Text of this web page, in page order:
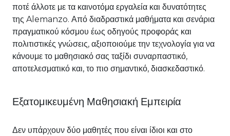
ποτέ άλλοτε με τα καινοτόμα εργαλεία και δυνατότητες
της Alemanzo. Από διαδραστικά μαθήματα και σενάρια
πραγματικού κόσμου έως οδηγούς προφοράς και
πολιτιστικές γνώσεις, αξιοποιούμε την τεχνολογία για να
κάνουμε το μαθησιακό σας ταξίδι συναρπαστικό,
αποτελεσματικό και, το πιο σημαντικό, διασκεδαστικό.
Εξατομικευμένη Μαθησιακή Εμπειρία
Δεν υπάρχουν δύο μαθητές που είναι ίδιοι και στο